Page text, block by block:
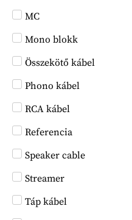
MC
Mono blokk
Összekötő kábel
Phono kábel
RCA kábel
Referencia
Speaker cable
Streamer
Táp kábel